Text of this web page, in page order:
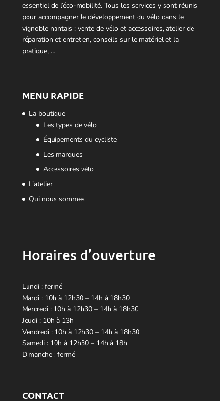
essentiel de l’éco-mobilité. Tous les services y sont réunis
pour accompagner le développement du vélo dans le
vignoble nantais : vente de vélo et accessoires, atelier de
réparation et entretien, conseils sur le matériel et la
pratique, …
MENU RAPIDE
La boutique
Les types de vélo
Équipements du cycliste
Les marques
Accessoires vélo
L’atelier
Qui nous sommes
Horaires d’ouverture
Lundi : fermé
Mardi : 10h à 12h30 – 14h à 18h30
Mercredi : 10h à 12h30 – 14h à 18h30
Jeudi : 10h à 13h
Vendredi : 10h à 12h30 – 14h à 18h30
Samedi : 10h à 12h30 – 14h à 18h
Dimanche : fermé
CONTACT